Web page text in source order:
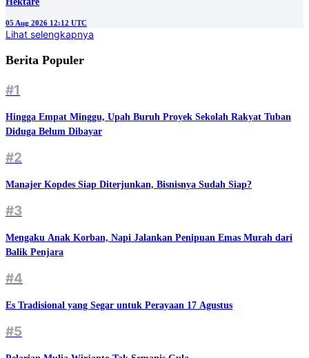
05 Aug 2026 12:12 UTC
Lihat selengkapnya
Berita Populer
#1
Hingga Empat Minggu, Upah Buruh Proyek Sekolah Rakyat Tuban
Diduga Belum Dibayar
#2
Manajer Kopdes Siap Diterjunkan, Bisnisnya Sudah Siap?
#3
Mengaku Anak Korban, Napi Jalankan Penipuan Emas Murah dari
Balik Penjara
#4
Es Tradisional yang Segar untuk Perayaan 17 Agustus
#5